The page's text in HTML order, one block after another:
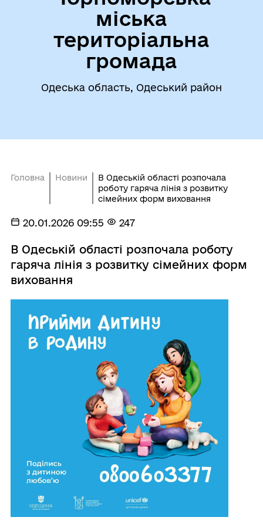
міська
територіальна
громада
Одеська область, Одеський район
Головна Новини
В Одеській області розпочала
роботу гаряча лінія з розвитку
сімейних форм виховання
20.01.2026 09:55 247
В Одеській області розпочала роботу
гаряча лінія з розвитку сімейних форм
виховання